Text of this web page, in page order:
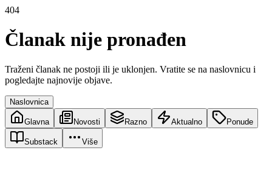
404
Članak nije pronađen
Traženi članak ne postoji ili je uklonjen. Vratite se na naslovnicu i
pogledajte najnovije objave.
Naslovnica
Glavna Novosti Razno Aktualno Ponude
Substack Više